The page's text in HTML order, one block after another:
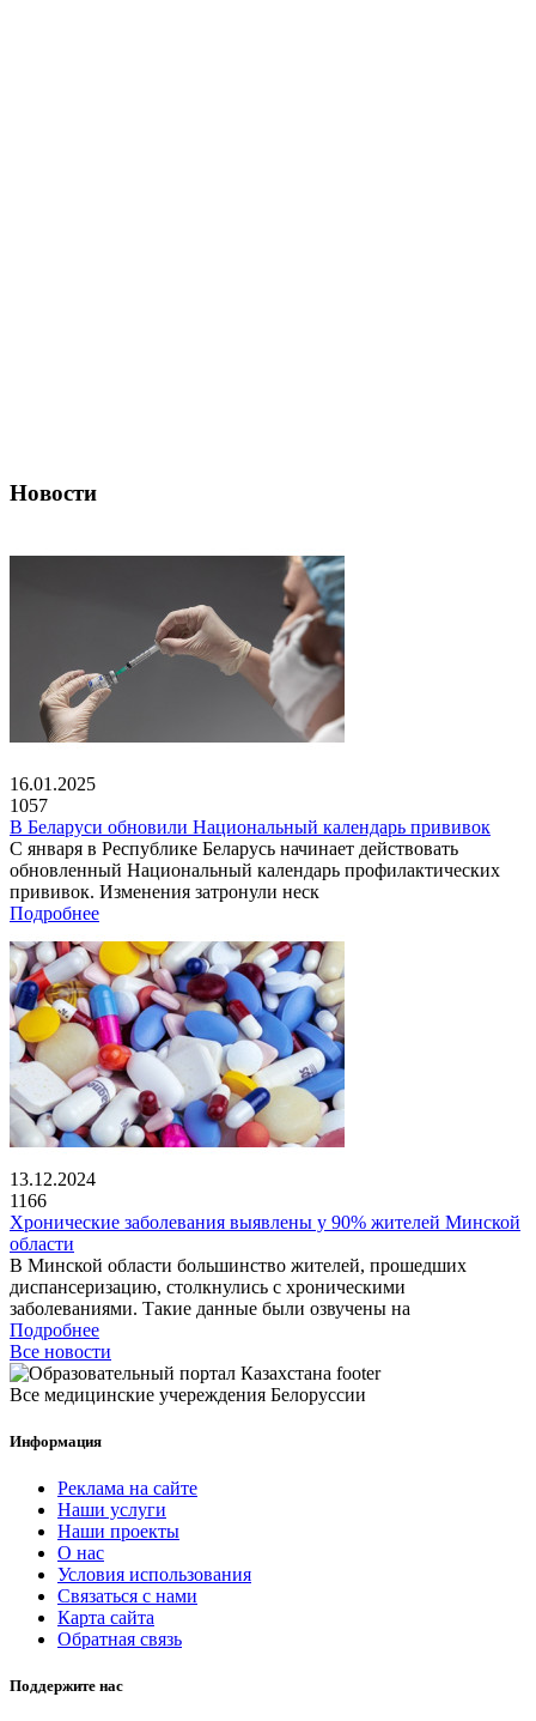
Новости
16.01.2025
1057
В Беларуси обновили Национальный календарь прививок
С января в Республике Беларусь начинает действовать
обновленный Национальный календарь профилактических
прививок. Изменения затронули неск
Подробнее
13.12.2024
1166
Хронические заболевания выявлены у 90% жителей Минской
области
В Минской области большинство жителей, прошедших
диспансеризацию, столкнулись с хроническими
заболеваниями. Такие данные были озвучены на
Подробнее
Все новости
Все медицинские учереждения Белоруссии
Информация
Реклама на сайте
Наши услуги
Наши проекты
О нас
Условия использования
Связаться с нами
Карта сайта
Обратная связь
Поддержите нас